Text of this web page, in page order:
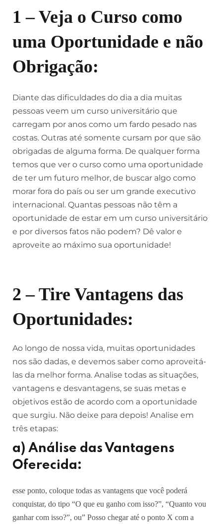
1 – Veja o Curso como
uma Oportunidade e não
Obrigação:
Diante das dificuldades do dia a dia muitas
pessoas veem um curso universitário que
carregam por anos como um fardo pesado nas
costas. Outras até somente cursam por que são
obrigadas de alguma forma. De qualquer forma
temos que ver o curso como uma oportunidade
de ter um futuro melhor, de buscar algo como
morar fora do país ou ser um grande executivo
internacional. Quantas pessoas não têm a
oportunidade de estar em um curso universitário
e por diversos fatos não podem? Dê valor e
aproveite ao máximo sua oportunidade!
2 – Tire Vantagens das
Oportunidades:
Ao longo de nossa vida, muitas oportunidades
nos são dadas, e devemos saber como aproveitá-
las da melhor forma. Analise todas as situações,
vantagens e desvantagens, se suas metas e
objetivos estão de acordo com a oportunidade
que surgiu. Não deixe para depois! Analise em
três etapas:
a) Análise das Vantagens
Oferecida:
esse ponto, coloque todas as vantagens que você poderá
conquistar, do tipo “O que eu ganho com isso?”, “Quanto vou
ganhar com isso?”, ou” Posso chegar até o ponto X com a